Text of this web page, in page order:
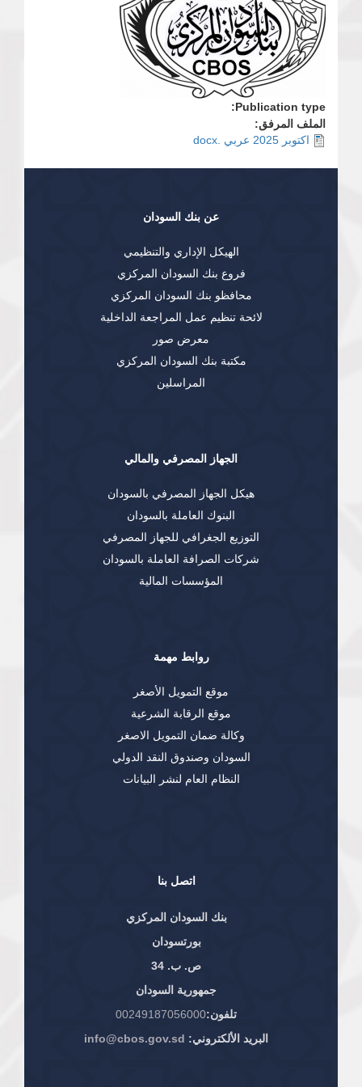
Publication type:
الملف المرفق:
اكتوبر 2025 عربي .docx
اتصل بنا
بنك السودان المركزي
بورتسودان
ص. ب. 34
جمهورية السودان
تلفون:00249187056000
البريد الألكتروني: info@cbos.gov.sd
عن بنك السودان
الهيكل الإداري والتنظيمي
فروع بنك السودان المركزي
محافظو بنك السودان المركزي
لائحة تنظيم عمل المراجعة الداخلية
معرض صور
مكتبة بنك السودان المركزي
المراسلين
الجهاز المصرفي والمالي
هيكل الجهاز المصرفي بالسودان
البنوك العاملة بالسودان
التوزيع الجغرافي للجهاز المصرفي
شركات الصرافة العاملة بالسودان
المؤسسات المالية
روابط مهمة
موقع التمويل الأصغر
موقع الرقابة الشرعية
وكالة ضمان التمويل الاصغر
السودان وصندوق النقد الدولي
النظام العام لنشر البيانات